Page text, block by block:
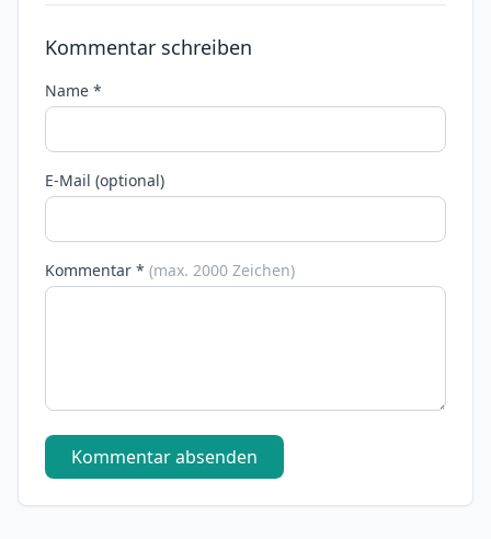
Kommentar schreiben
Name *
E-Mail (optional)
Kommentar * (max. 2000 Zeichen)
Kommentar absenden